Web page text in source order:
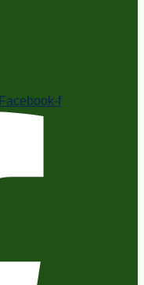
Facebook-f